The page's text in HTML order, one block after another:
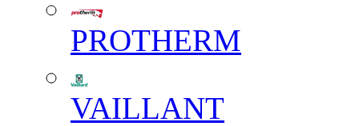
PROTHERM
VAILLANT